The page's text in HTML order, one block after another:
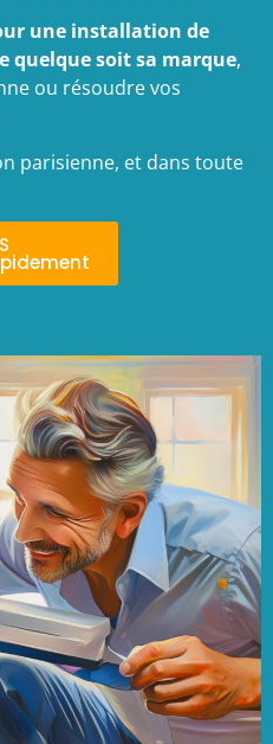
une installation de
quelque soit sa marque,
ou résoudre vos
parisienne, et dans toute